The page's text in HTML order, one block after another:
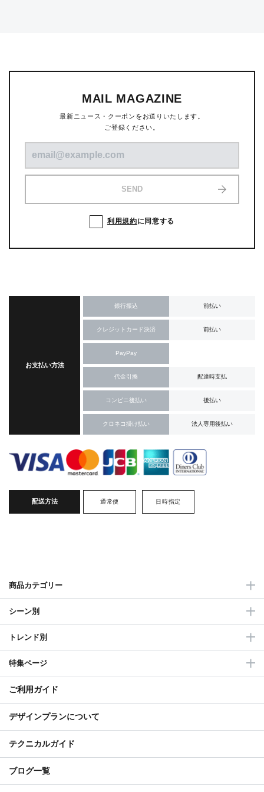
MAIL MAGAZINE
最新ニュース・クーポンをお送りいたします。
ご登録ください。
SEND
利用規約に同意する
お支払い方法
銀行振込 前払い
クレジットカード決済 前払い
PayPay
代金引換 配達時支払
コンビニ後払い 後払い
クロネコ掛け払い 法人専用後払い
配送方法 通常便 日時指定
商品カテゴリー
シーン別
トレンド別
特集ページ
ご利用ガイド
デザインプランについて
テクニカルガイド
ブログ一覧